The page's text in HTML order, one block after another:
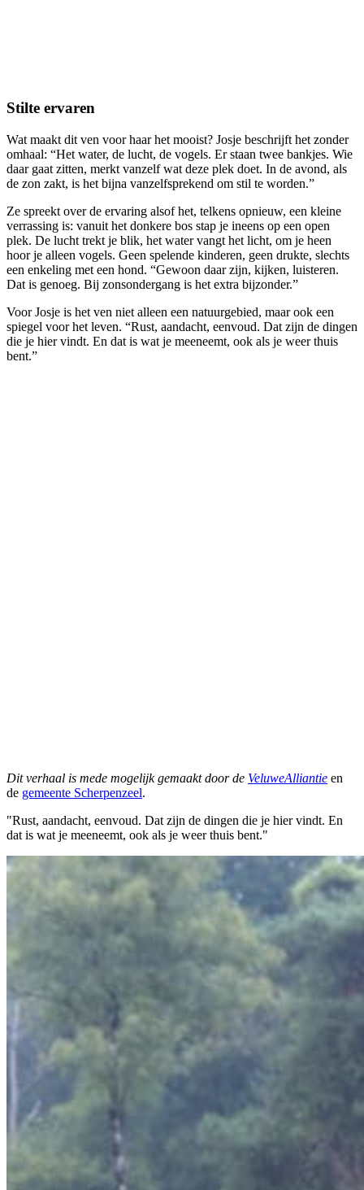
Stilte ervaren
Wat maakt dit ven voor haar het mooist? Josje beschrijft het zonder
omhaal: “Het water, de lucht, de vogels. Er staan twee bankjes. Wie
daar gaat zitten, merkt vanzelf wat deze plek doet. In de avond, als
de zon zakt, is het bijna vanzelfsprekend om stil te worden.”
Ze spreekt over de ervaring alsof het, telkens opnieuw, een kleine
verrassing is: vanuit het donkere bos stap je ineens op een open
plek. De lucht trekt je blik, het water vangt het licht, om je heen
hoor je alleen vogels. Geen spelende kinderen, geen drukte, slechts
een enkeling met een hond. “Gewoon daar zijn, kijken, luisteren.
Dat is genoeg. Bij zonsondergang is het extra bijzonder.”
Voor Josje is het ven niet alleen een natuurgebied, maar ook een
spiegel voor het leven. “Rust, aandacht, eenvoud. Dat zijn de dingen
die je hier vindt. En dat is wat je meeneemt, ook als je weer thuis
bent.”
Dit verhaal is mede mogelijk gemaakt door de VeluweAlliantie en
de gemeente Scherpenzeel.
"Rust, aandacht, eenvoud. Dat zijn de dingen die je hier vindt. En
dat is wat je meeneemt, ook als je weer thuis bent."